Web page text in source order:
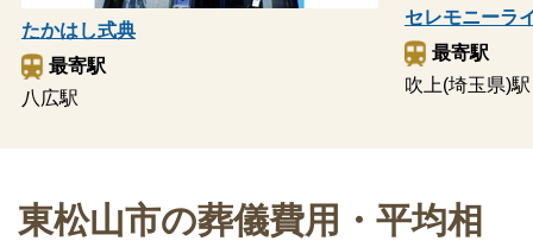
たかはし式典
最寄駅
八広駅
セレモニーラ
最寄駅
吹上(埼玉県)駅
東松山市の葬儀費用・平均相